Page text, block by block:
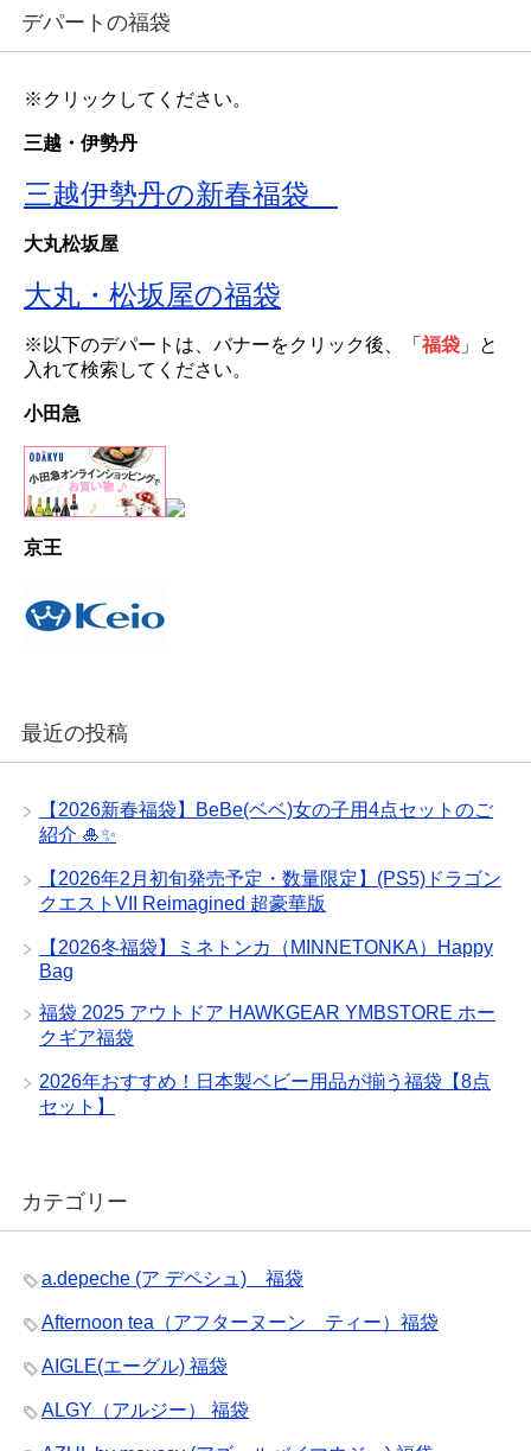
デパートの福袋
※クリックしてください。
三越・伊勢丹
三越伊勢丹の新春福袋
大丸松坂屋
大丸・松坂屋の福袋
※以下のデパートは、バナーをクリック後、「 福袋 」と
入れて検索してください。
小田急
京王
最近の投稿
【2026新春福袋】BeBe(ベベ)女の子用4点セットのご
紹介 🎍✨
【2026年2月初旬発売予定・数量限定】(PS5)ドラゴン
クエストVII Reimagined 超豪華版
【2026冬福袋】ミネトンカ（MINNETONKA）Happy
Bag
福袋 2025 アウトドア HAWKGEAR YMBSTORE ホー
クギア福袋
2026年おすすめ！日本製ベビー用品が揃う福袋【8点
セット】
カテゴリー
a.depeche (ア デペシュ) 福袋
Afternoon tea（アフターヌーン ティー）福袋
AIGLE(エーグル) 福袋
ALGY（アルジー） 福袋